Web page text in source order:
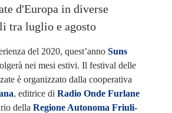
d'Europa in diverse
tra luglio e agosto
del 2020, quest’anno Suns
nei mesi estivi. Il festival delle
è organizzato dalla cooperativa
, editrice di Radio Onde Furlane
della Regione Autonoma Friuli-